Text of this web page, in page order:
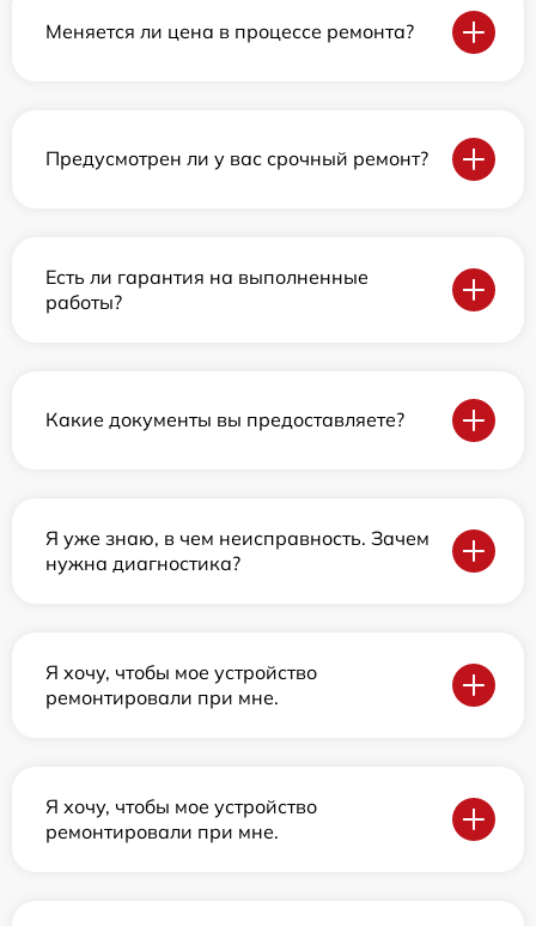
Меняется ли цена в процессе ремонта?
Предусмотрен ли у вас срочный ремонт?
Есть ли гарантия на выполненные
работы?
Какие документы вы предоставляете?
Я уже знаю, в чем неисправность. Зачем
нужна диагностика?
Я хочу, чтобы мое устройство
ремонтировали при мне.
Я хочу, чтобы мое устройство
ремонтировали при мне.